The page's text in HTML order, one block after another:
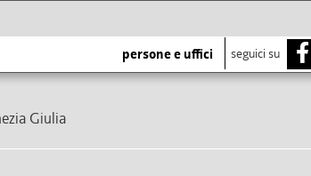
persone e uffici seguici su
Giulia